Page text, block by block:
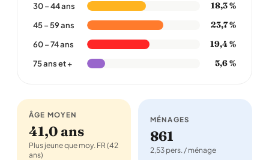
30 – 44 ans 18,3 %
45 – 59 ans 23,7 %
60 – 74 ans 19,4 %
75 ans et + 5,6 %
ÂGE MOYEN
41,0 ans
Plus jeune que moy. FR (42
ans)
MÉNAGES
861
2,53 pers. / ménage